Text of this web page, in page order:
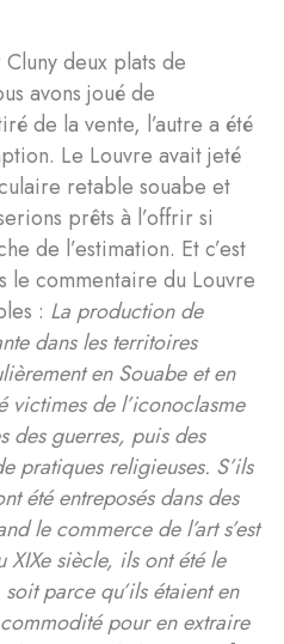
deux plats de
avons joué de
de la vente, l’autre a été
Le Louvre avait jeté
retable souabe et
prêts à l’offrir si
de l’estimation. Et c’est
le commentaire du Louvre
: La production de
dans les territoires
en Souabe et en
victimes de l’iconoclasme
des guerres, puis des
pratiques religieuses. S’ils
été entreposés dans des
le commerce de l’art s’est
XIXe siècle, ils ont été le
parce qu’ils étaient en
pour en extraire